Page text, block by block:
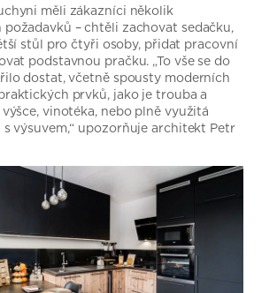
měli zákazníci několik
– chtěli zachovat sedačku,
stůl pro čtyři osoby, přidat pracovní
podstavnou pračku. „To vše se do
dostat, včetně spousty moderních
prvků, jako je trouba a
vinotéka, nebo plně využitá
výsuvem,“ upozorňuje architekt Petr